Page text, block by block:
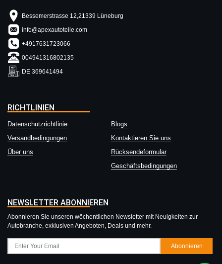
Bessemerstrasse 12,21339 Lüneburg
info@apexautoteile.com
+4917631723066
004941316802135
DE 369641494
RICHTLINIEN
Datenschutzrichtlinie
Blogs
Versandbedingungen
Kontaktieren Sie uns
Über uns
Rücksendeformular
Geschäftsbedingungen
NEWSLETTER ABONNIEREN
Abonnieren Sie unseren wöchentlichen Newsletter mit Neuigkeiten zur
Autobranche, exklusiven Angeboten, Deals und mehr.
Abonnieren